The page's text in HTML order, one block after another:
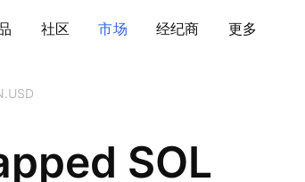
社区 市场 经纪商 更多
SOL